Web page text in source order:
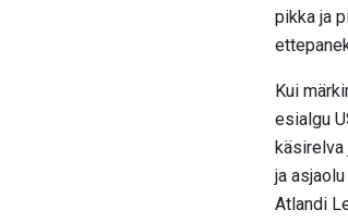
pikka ja
Kui
esialgu
ja
Atlandi